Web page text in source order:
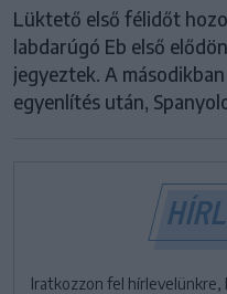
Lüktető első félidőt
labdarúgó Eb első
jegyeztek. A
egyenlítés után,
Iratkozzon fel